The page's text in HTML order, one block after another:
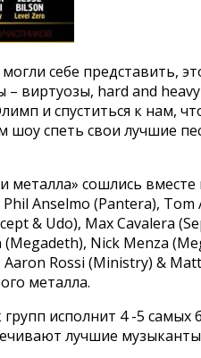
себе представить,
виртуозы, hard and
и спуститься к нам,
спеть свои лучшие
металла» сошлись
Anselmo (Pantera), Tom
& Udo), Max Cavalera
Nick Menza
Rossi (Ministry) &
металла.
исполнит 4 -5
лучшие